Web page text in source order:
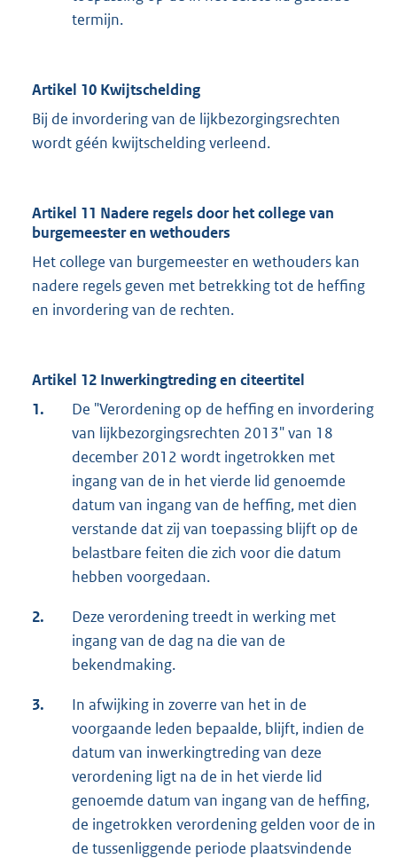
termijn.
Artikel 10 Kwijtschelding
Bij de invordering van de lijkbezorgingsrechten
wordt géén kwijtschelding verleend.
Artikel 11 Nadere regels door het college van
burgemeester en wethouders
Het college van burgemeester en wethouders kan
nadere regels geven met betrekking tot de heffing
en invordering van de rechten.
Artikel 12 Inwerkingtreding en citeertitel
1.
De "Verordening op de heffing en invordering
van lijkbezorgingsrechten 2013" van 18
december 2012 wordt ingetrokken met
ingang van de in het vierde lid genoemde
datum van ingang van de heffing, met dien
verstande dat zij van toepassing blijft op de
belastbare feiten die zich voor die datum
hebben voorgedaan.
2.
Deze verordening treedt in werking met
ingang van de dag na die van de
bekendmaking.
3.
In afwijking in zoverre van het in de
voorgaande leden bepaalde, blijft, indien de
datum van inwerkingtreding van deze
verordening ligt na de in het vierde lid
genoemde datum van ingang van de heffing,
de ingetrokken verordening gelden voor de in
de tussenliggende periode plaatsvindende